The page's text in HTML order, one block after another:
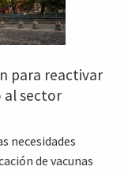
para reactivar
al sector
necesidades
de vacunas